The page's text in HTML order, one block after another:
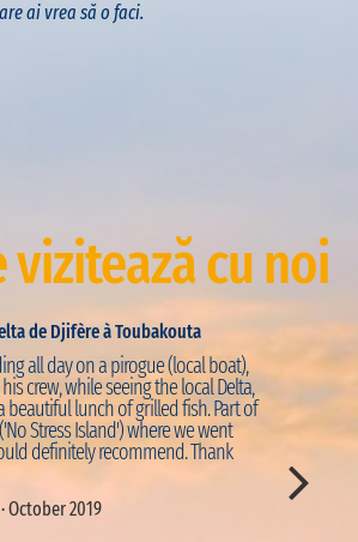
ai vrea să o faci.
cu noi
de Djifère à Toubakouta
all day on a pirogue (local boat),
crew, while seeing the local Delta,
lunch of grilled fish. Part of
Stress Island') where we went
definitely recommend. Thank
· October 2019